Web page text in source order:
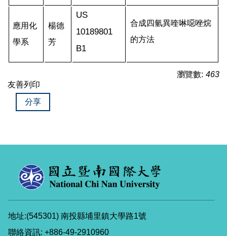
應用化
學系
楊德
芳
US
10189801
B1
合成四氫異喹啉噁唑烷
的方法
瀏覽數: 463
友善列印
分享
地址:(545301) 南投縣埔里鎮大學路1號
聯絡資訊: +886-49-2910960